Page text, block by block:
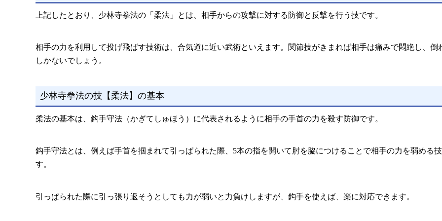
上記したとおり、少林寺拳法の「柔法」とは、相手からの攻撃に対する防御と反撃を行う技です。
相手の力を利用して投げ飛ばす技術は、合気道に近い武術といえます。関節技がきまれば相手は痛みで悶絶し、倒
しかないでしょう。
少林寺拳法の技【柔法】の基本
柔法の基本は、鈎手守法（かぎてしゅほう）に代表されるように相手の手首の力を殺す防御です。
鈎手守法とは、例えば手首を掴まれて引っぱられた際、5本の指を開いて肘を脇につけることで相手の力を弱める
す。
引っぱられた際に引っ張り返そうとしても力が弱いと力負けしますが、鈎手を使えば、楽に対応できます。